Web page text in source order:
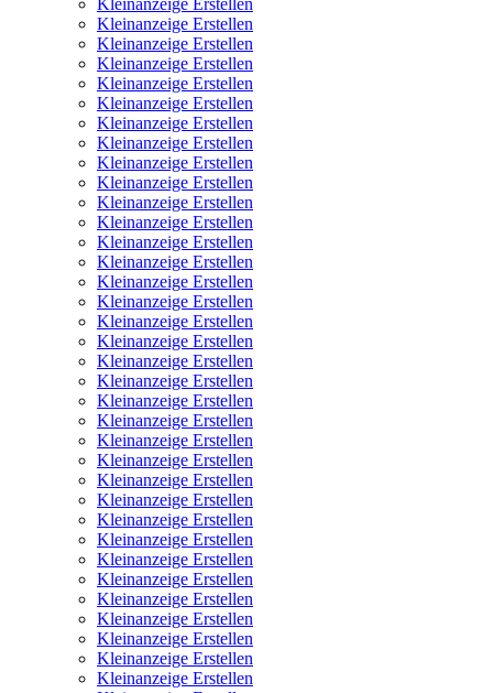
Kleinanzeige Erstellen
Kleinanzeige Erstellen
Kleinanzeige Erstellen
Kleinanzeige Erstellen
Kleinanzeige Erstellen
Kleinanzeige Erstellen
Kleinanzeige Erstellen
Kleinanzeige Erstellen
Kleinanzeige Erstellen
Kleinanzeige Erstellen
Kleinanzeige Erstellen
Kleinanzeige Erstellen
Kleinanzeige Erstellen
Kleinanzeige Erstellen
Kleinanzeige Erstellen
Kleinanzeige Erstellen
Kleinanzeige Erstellen
Kleinanzeige Erstellen
Kleinanzeige Erstellen
Kleinanzeige Erstellen
Kleinanzeige Erstellen
Kleinanzeige Erstellen
Kleinanzeige Erstellen
Kleinanzeige Erstellen
Kleinanzeige Erstellen
Kleinanzeige Erstellen
Kleinanzeige Erstellen
Kleinanzeige Erstellen
Kleinanzeige Erstellen
Kleinanzeige Erstellen
Kleinanzeige Erstellen
Kleinanzeige Erstellen
Kleinanzeige Erstellen
Kleinanzeige Erstellen